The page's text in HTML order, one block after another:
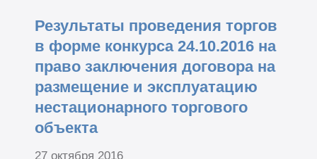
Результаты проведения торгов
в форме конкурса 24.10.2016 на
право заключения договора на
размещение и эксплуатацию
нестационарного торгового
объекта
27 октября 2016